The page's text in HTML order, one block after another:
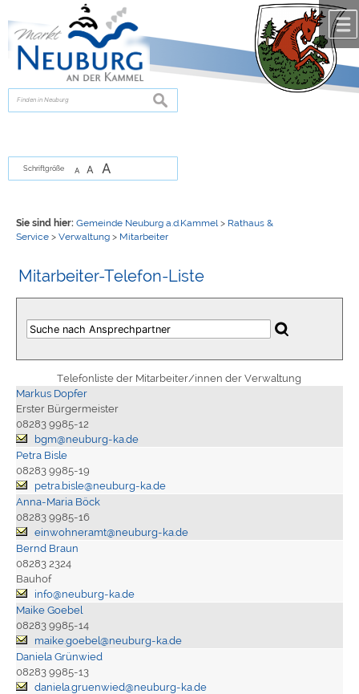
zur Navigationoder
springen.
suchen
Schriftgröße A A A
Sie sind hier: Gemeinde Neuburg a.d.Kammel > Rathaus &
Service> Verwaltung> Mitarbeiter
Mitarbeiter-Telefon-Liste
Telefonliste der Mitarbeiter/innen der Verwaltung
Markus Dopfer
Erster Bürgermeister
08283 9985-12
bgm@neuburg-ka.de
Petra Bisle
08283 9985-19
petra.bisle@neuburg-ka.de
Anna-Maria Böck
08283 9985-16
einwohneramt@neuburg-ka.de
Bernd Braun
08283 2324
Bauhof
info@neuburg-ka.de
Maike Goebel
08283 9985-14
maike.goebel@neuburg-ka.de
Daniela Grünwied
08283 9985-13
daniela.gruenwied@neuburg-ka.de